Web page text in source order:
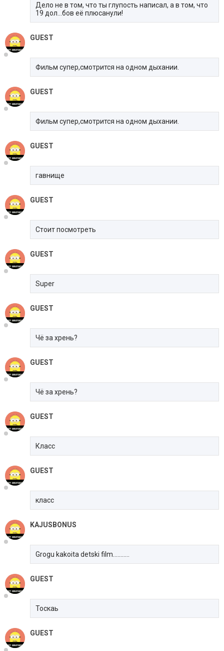
Дело не в том, что ты глупость написал, а в том, что
19 дол...бов её плюсанули!
GUEST
Фильм супер,смотрится на одном дыхании.
GUEST
Фильм супер,смотрится на одном дыхании.
GUEST
гавнище
GUEST
Стоит посмотреть
GUEST
Super
GUEST
Чё за хрень?
GUEST
Чё за хрень?
GUEST
Класс
GUEST
класс
KAJUSBONUS
Grogu kakoita detski film...........
GUEST
Тоскаь
GUEST